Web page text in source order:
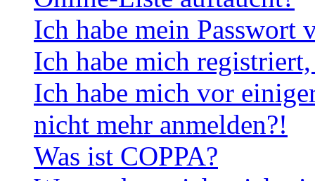
Ich habe mein Passwort
Ich habe mich
Ich habe mich vor
nicht mehr anmelden?!
Was ist COPPA?